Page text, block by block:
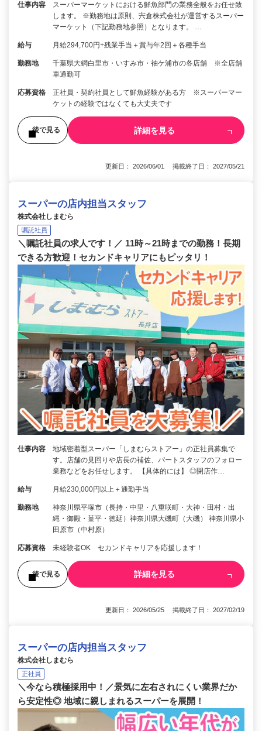
仕事内容
スーパーマーケットにおける鮮魚部門の業務全般をお任せ致
します。 ※勤務地は原則、宍倉株式会社が運営するスーパー
マーケット（下記勤務地参照）となります。 …
給与 月給294,700円+残業手当＋賞与年2回＋各種手当
勤務地
千葉県大網白里市・いすみ市・袖ケ浦市の各店舗 ※全店舗
車通勤可
応募資格
正社員・契約社員として鮮魚経験がある方 ※スーパーマー
ケットの経験ではなくても大丈夫です
後で見る 詳細を見る
更新日： 2026/06/01 掲載終了日： 2027/05/21
スーパーの店内担当スタッフ
株式会社しまむら
嘱託社員
＼嘱託社員の求人です！／ 11時～21時までの勤務！長期
できる方歓迎！セカンドキャリアにもピッタリ！
仕事内容
地域密着型スーパー「しまむらストアー」の正社員募集で
す。店舗の見回りや店長の補佐、パートスタッフのフォロー
業務などをお任せします。 【具体的には】 ◎閉店作…
給与 月給230,000円以上＋通勤手当
勤務地
神奈川県平塚市（長持・中里・八重咲町・大神・田村・出
縄・御殿・菫平・徳延）神奈川県大磯町（大磯） 神奈川県小
田原市（中村原）
応募資格 未経験者OK セカンドキャリアを応援します！
後で見る 詳細を見る
更新日： 2026/05/25 掲載終了日： 2027/02/19
スーパーの店内担当スタッフ
株式会社しまむら
正社員
＼今なら積極採用中！／景気に左右されにくい業界だか
ら安定性◎ 地域に親しまれるスーパーを展開！